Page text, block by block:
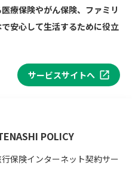
療保険やがん保険、ファミリ
安心して生活するために役立
サービスサイトへ
POLICY
保険インターネット契約サー